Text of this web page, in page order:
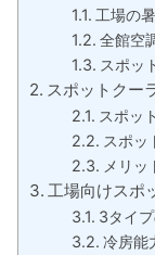
工場の
全館空
スポッ
スポットクー
スポッ
スポッ
メリ
工場向けスポ
3タイ
冷房能